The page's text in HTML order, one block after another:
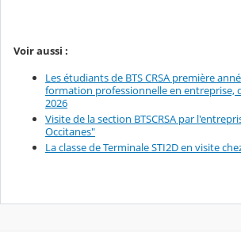
Voir aussi :
Les étudiants de BTS CRSA première
formation professionnelle en entreprise,
2026
Visite de la section BTSCRSA par
Occitanes"
La classe de Terminale STI2D en visite